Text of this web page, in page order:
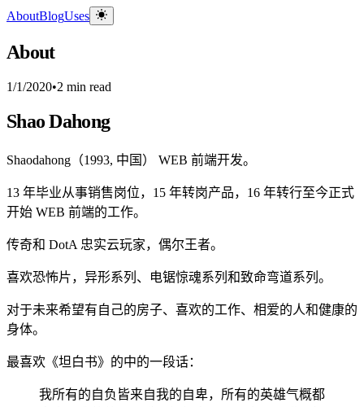
AboutBlogUses
About
1/1/2020•2 min read
Shao Dahong
Shaodahong（1993, 中国） WEB 前端开发。
13 年毕业从事销售岗位，15 年转岗产品，16 年转行至今正式
开始 WEB 前端的工作。
传奇和 DotA 忠实云玩家，偶尔王者。
喜欢恐怖片，异形系列、电锯惊魂系列和致命弯道系列。
对于未来希望有自己的房子、喜欢的工作、相爱的人和健康的
身体。
最喜欢《坦白书》的中的一段话：
我所有的自负皆来自我的自卑，所有的英雄气概都